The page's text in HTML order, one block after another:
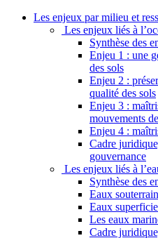
Les enjeux par milieu et
Les enjeux liés à
Synthèse des
Enjeu 1 : une
des sols
Enjeu 2 :
qualité des sols
Enjeu 3 :
mouvements
Enjeu 4 :
Cadre
gouvernance
Les enjeux liés à
Synthèse des
Eaux
Eaux
Les eaux
Cadre